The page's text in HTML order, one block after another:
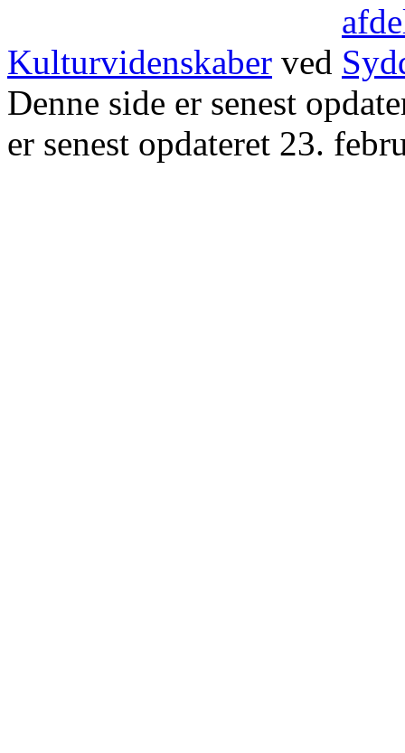
Kulturvidenskaber ved
Denne side er senest
er senest opdateret 23.